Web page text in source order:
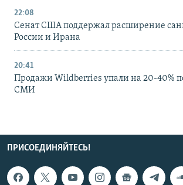
22:08
Сенат США поддержал расширение
России и Ирана
20:41
Продажи Wildberries упали на 20-40%
СМИ
ПРИСОЕДИНЯЙТЕСЬ!